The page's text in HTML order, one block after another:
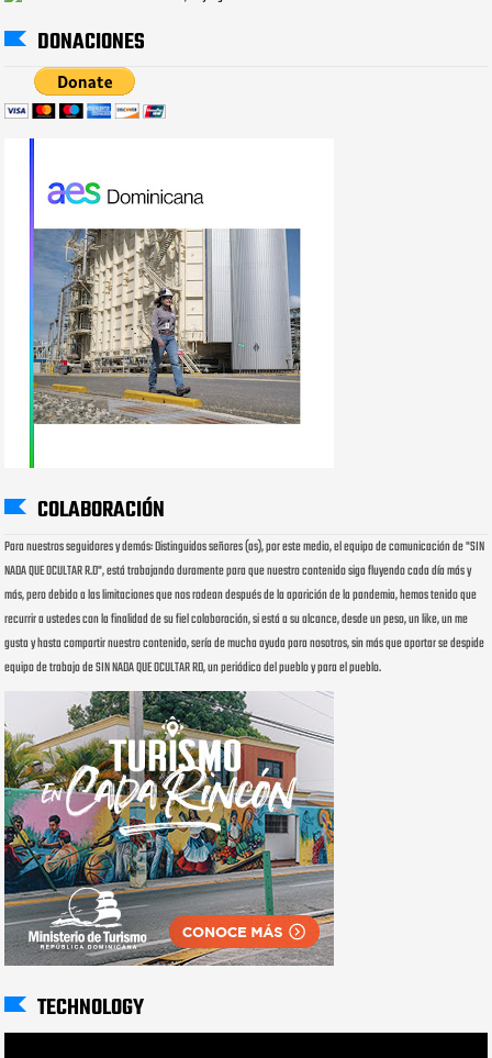
DONACIONES
COLABORACIÓN
Para nuestros seguidores y demás: Distinguidos señores (as), por este medio, el equipo de comunicación de "SIN
NADA QUE OCULTAR R.D", está trabajando duramente para que nuestro contenido siga fluyendo cada día más y
más, pero debido a las limitaciones que nos rodean después de la aparición de la pandemia, hemos tenido que
recurrir a ustedes con la finalidad de su fiel colaboración, si está a su alcance, desde un peso, un like, un me
gusta y hasta compartir nuestro contenido, sería de mucha ayuda para nosotros, sin más que aportar se despide
equipo de trabajo de SIN NADA QUE OCULTAR RD, un periódico del pueblo y para el pueblo.
TECHNOLOGY